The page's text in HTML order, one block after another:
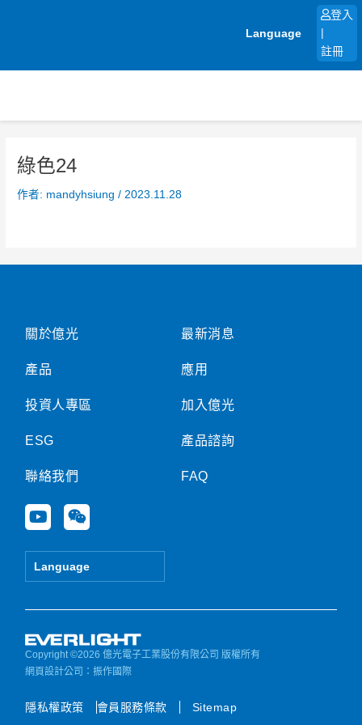
Language
登入
註冊
綠色24
作者: mandyhsiung/ 2023.11.28
關於億光
產品
投資人專區
ESG
聯絡我們
Y
o
u
e
W
e
i
Language
最新消息
應用
加入億光
產品諮詢
FAQ
Copyright ©2026 億光電子工業股份有限公司 版權所有
網頁設計公司 ：振作國際
隱私權政策 會員服務條款 Sitemap